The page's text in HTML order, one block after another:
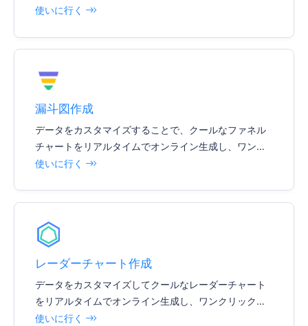
ポートをサポートし、様々な文書やレポートを簡単に
使いに行く
漏斗図作成
データをカスタマイズすることで、クールなファネル
チャートをリアルタイムでオンライン生成し、ワンク
リックイメージエクスポートをサポートし、様々なド
使いに行く
レーダーチャート作成
データをカスタマイズしてクールなレーダーチャート
をリアルタイムでオンライン生成し、ワンクリックで
画像エクスポートをサポートし、様々な文書やレポー
使いに行く